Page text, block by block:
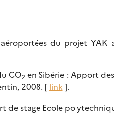
du projet YAK
CO2 en Sibérie : Apport
2008. [ link ].
de stage Ecole